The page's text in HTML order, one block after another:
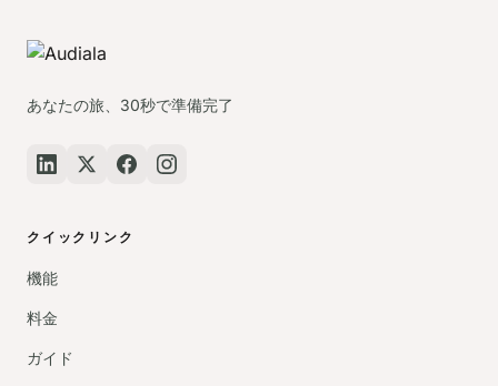
あなたの旅、30秒で準備完了
クイックリンク
機能
料金
ガイド